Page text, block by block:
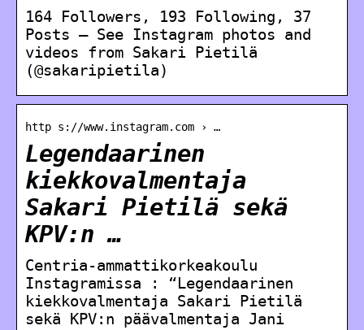
164 Followers, 193 Following, 37
Posts – See Instagram photos and
videos from Sakari Pietilä
(@sakaripietila)
http s://www.instagram.com › …
Legendaarinen
kiekkovalmentaja
Sakari Pietilä sekä
KPV:n …
Centria-ammattikorkeakoulu
Instagramissa : “Legendaarinen
kiekkovalmentaja Sakari Pietilä
sekä KPV:n päävalmentaja Jani